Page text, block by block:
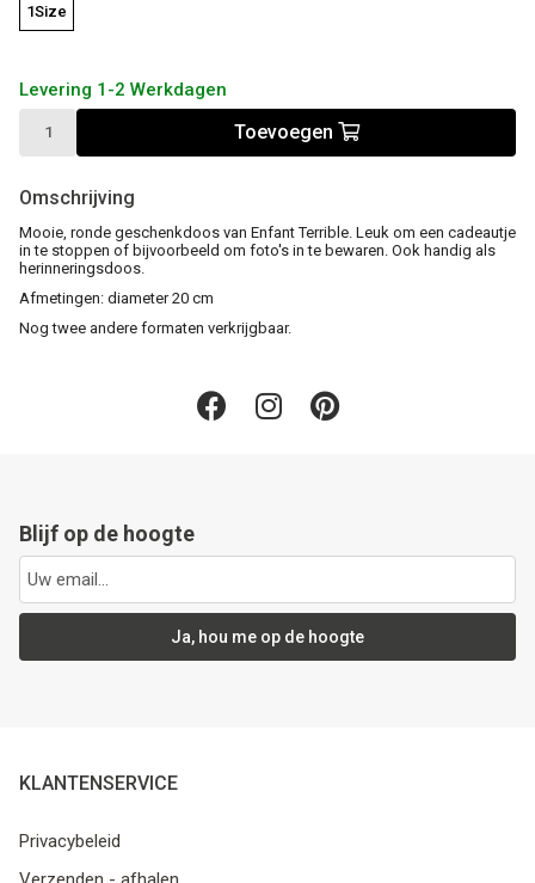
1Size
Levering 1-2 Werkdagen
Toevoegen
Omschrijving
Mooie, ronde geschenkdoos van Enfant Terrible. Leuk om een cadeautje
in te stoppen of bijvoorbeeld om foto's in te bewaren. Ook handig als
herinneringsdoos.
Afmetingen: diameter 20 cm
Nog twee andere formaten verkrijgbaar.
Blijf op de hoogte
Ja, hou me op de hoogte
KLANTENSERVICE
Privacybeleid